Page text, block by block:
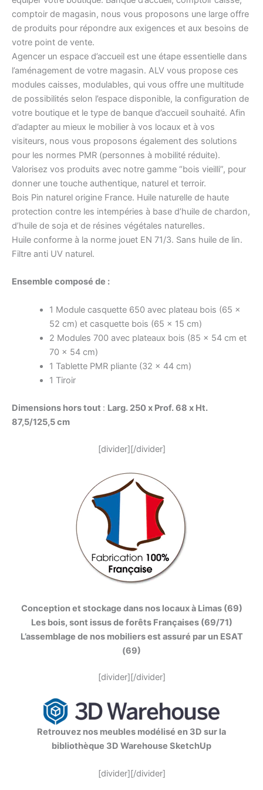
comptoir de magasin, nous vous proposons une large offre
de produits pour répondre aux exigences et aux besoins de
votre point de vente.
Agencer un espace d’accueil est une étape essentielle dans
l’aménagement de votre magasin. ALV vous propose ces
modules caisses, modulables, qui vous offre une multitude
de possibilités selon l’espace disponible, la configuration de
votre boutique et le type de banque d’accueil souhaité. Afin
d’adapter au mieux le mobilier à vos locaux et à vos
visiteurs, nous vous proposons également des solutions
pour les normes PMR (personnes à mobilité réduite).
Valorisez vos produits avec notre gamme “bois vieilli”, pour
donner une touche authentique, naturel et terroir.
Bois Pin naturel origine France. Huile naturelle de haute
protection contre les intempéries à base d’huile de chardon,
d’huile de soja et de résines végétales naturelles.
Huile conforme à la norme jouet EN 71/3. Sans huile de lin.
Filtre anti UV naturel.
Ensemble composé de :
1 Module casquette 650 avec plateau bois (65 x
52 cm) et casquette bois (65 x 15 cm)
2 Modules 700 avec plateaux bois (85 x 54 cm et
70 x 54 cm)
1 Tablette PMR pliante (32 x 44 cm)
1 Tiroir
Dimensions hors tout : Larg. 250 x Prof. 68 x Ht.
87,5/125,5 cm
[divider][/divider]
Conception et stockage dans nos locaux à Limas (69)
Les bois, sont issus de forêts Françaises (69/71)
L’assemblage de nos mobiliers est assuré par un ESAT
(69)
[divider][/divider]
Retrouvez nos meubles modélisé en 3D sur la
bibliothèque 3D Warehouse SketchUp
[divider][/divider]